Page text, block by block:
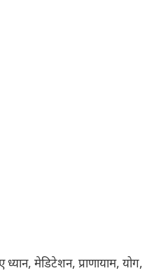
मेडिटेशन, प्राणायाम, योग,